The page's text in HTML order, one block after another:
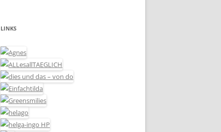
LINKS